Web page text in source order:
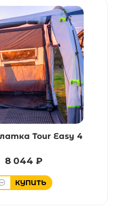
Tour Easy 4
8 044 ₽
КУПИТЬ